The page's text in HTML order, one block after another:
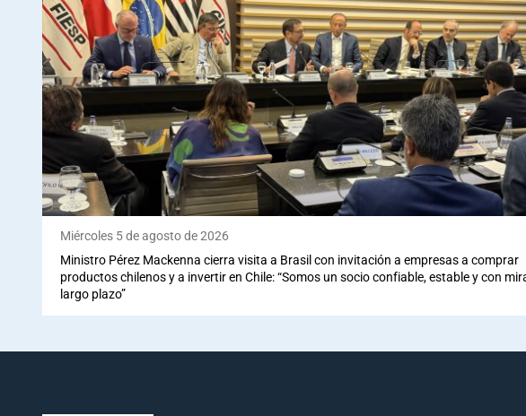
Miércoles 5 de agosto de 2026
Ministro Pérez Mackenna cierra visita a Brasil con invitación a empresas a comprar
productos chilenos y a invertir en Chile: “Somos un socio confiable, estable y con
largo plazo”